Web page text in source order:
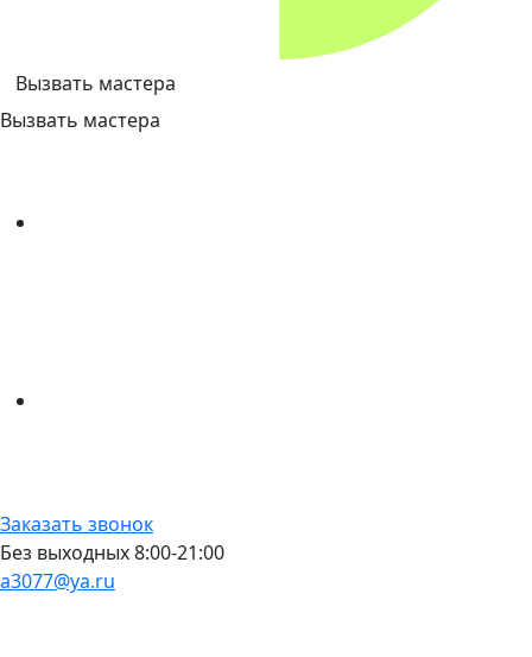
Вызвать мастера
Вызвать мастера
Заказать звонок
Без выходных 8:00-21:00
a3077@ya.ru